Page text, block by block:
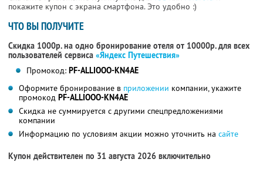
покажите купон с экрана смартфона. Это удобно :)
ЧТО ВЫ ПОЛУЧИТЕ
Скидка 1000р. на одно бронирование отеля от 10000р. для всех
пользователей сервиса «Яндекс Путешествия»
Промокод: PF-ALLIOOO-KN4AE
Оформите бронирование в приложении компании, укажите
промокод PF-ALLIOOO-KN4AE
Скидка не суммируется с другими спецпредложениями
компании
Информацию по условиям акции можно уточнить на сайте
Купон действителен по 31 августа 2026 включительно